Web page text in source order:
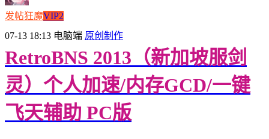
发帖狂魔VIP2
07-13 18:13 电脑端 原创制作
RetroBNS 2013（新加坡服剑
灵）个人加速/内存GCD/一键
飞天辅助 PC版